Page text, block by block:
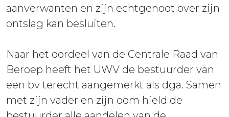
aanverwanten en zijn echtgenoot over zijn
ontslag kan besluiten.
Naar het oordeel van de Centrale Raad van
Beroep heeft het UWV de bestuurder van
een bv terecht aangemerkt als dga. Samen
met zijn vader en zijn oom hield de